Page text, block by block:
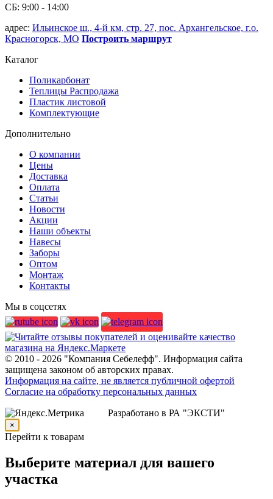
СБ: 9:00 - 14:00
адрес: Ильинское ш., 4-й км, стр. 27, пос. Архангельское, г.о.
Красногорск, МО Построить маршрут
Каталог
Поликарбонат
Теплицы Распродажа
Пластик листовой
Комплектующие
Дополнительно
О компании
Цены
Доставка
Оплата
Статьи
Новости
Акции
Наши объекты
Навесы
Заборы
Оптом
Монтаж
Контакты
Мы в соцсетях
© 2010 - 2026 "Компания Себелефф". Информация сайта
защищена законом об авторских правах.
Информация на сайте, не является публичной офертой
Согласие на обработку персональных данных
Разработано в РА "ЭКСТИ"
×
Перейти к товарам
Выберите материал для вашего
участка